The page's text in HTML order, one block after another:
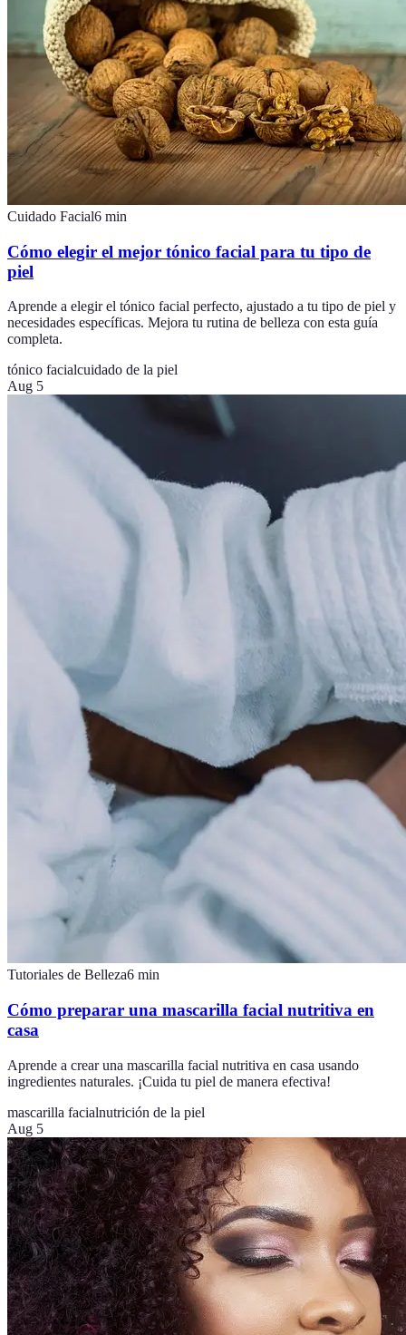
Cuidado Facial6 min
Cómo elegir el mejor tónico facial para tu tipo de
piel
Aprende a elegir el tónico facial perfecto, ajustado a tu tipo de piel y
necesidades específicas. Mejora tu rutina de belleza con esta guía
completa.
tónico facialcuidado de la piel
Aug 5
Tutoriales de Belleza6 min
Cómo preparar una mascarilla facial nutritiva en
casa
Aprende a crear una mascarilla facial nutritiva en casa usando
ingredientes naturales. ¡Cuida tu piel de manera efectiva!
mascarilla facialnutrición de la piel
Aug 5